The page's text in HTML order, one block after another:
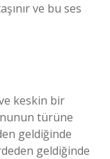
ve bu ses
keskin bir
türüne
geldiğinde
geldiğinde